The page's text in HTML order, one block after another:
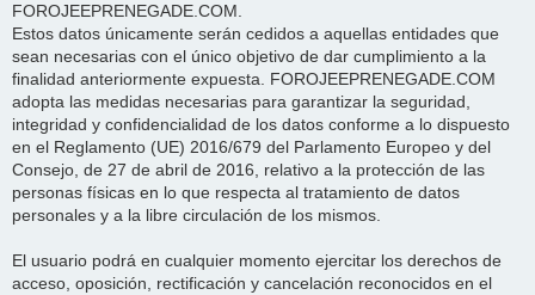
FOROJEEPRENEGADE.COM.
Estos datos únicamente serán cedidos a aquellas entidades que
sean necesarias con el único objetivo de dar cumplimiento a la
finalidad anteriormente expuesta. FOROJEEPRENEGADE.COM
adopta las medidas necesarias para garantizar la seguridad,
integridad y confidencialidad de los datos conforme a lo dispuesto
en el Reglamento (UE) 2016/679 del Parlamento Europeo y del
Consejo, de 27 de abril de 2016, relativo a la protección de las
personas físicas en lo que respecta al tratamiento de datos
personales y a la libre circulación de los mismos.
El usuario podrá en cualquier momento ejercitar los derechos de
acceso, oposición, rectificación y cancelación reconocidos en el